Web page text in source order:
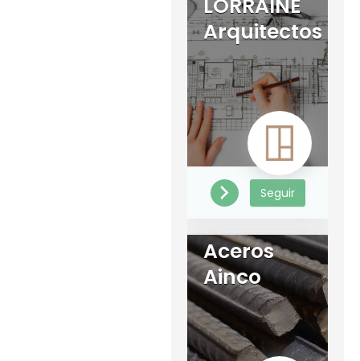
LORRAINE
Arquitectos
Seguir
Aceros
Ainco